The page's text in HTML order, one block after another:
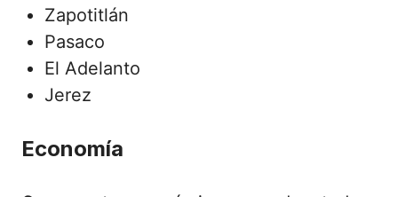
Zapotitlán
Pasaco
El Adelanto
Jerez
Economía